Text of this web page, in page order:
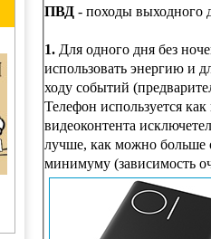
ПВД - походы выходного
1. Для одного дня без
использовать энергию и
ходу событий
Телефон используется
видеоконтента
лучше, как можно больше
минимуму (зависимость